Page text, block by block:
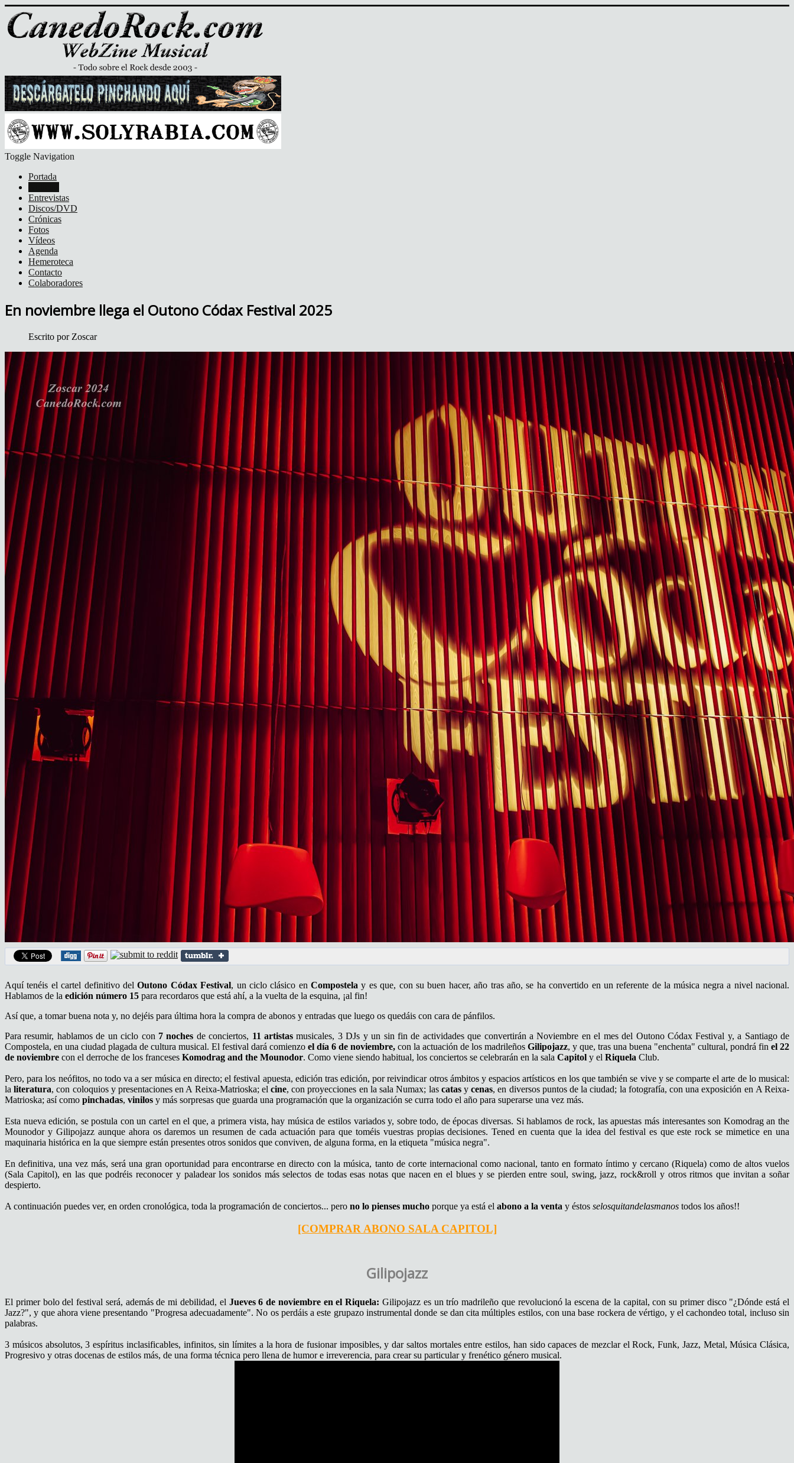
Toggle Navigation
Portada
Entrevistas
Discos/DVD
Crónicas
Fotos
Vídeos
Agenda
Hemeroteca
Contacto
Colaboradores
En noviembre llega el Outono Códax Festival 2025
Escrito por Zoscar
Aquí tenéis el cartel definitivo delOutono Códax Festival, un ciclo clásico enCompostelay es que, con su buen hacer, año tras año, se ha convertido en un referente de la música negra a nivel nacional.
Hablamos de la edición número 15 para recordaros que está ahí, a la vuelta de la esquina, ¡al fin!
Así que, a tomar buena nota y, no dejéis para última hora la compra de abonos y entradas que luego os quedáis con cara de pánfilos.
Para resumir, hablamos de un ciclo con 7 noches de conciertos, 11 artistas musicales, 3 DJs y un sin fin de actividades que convertirán a Noviembre en el mes del Outono Códax Festival y, a Santiago de
Compostela, en una ciudad plagada de cultura musical. El festival dará comienzo el día 6 de noviembre, con la actuación de los madrileños Gilipojazz, y que, tras una buena "enchenta" cultural, pondrá fin el 22
de noviembre con el derroche de los franceses Komodrag and the Mounodor. Como viene siendo habitual, los conciertos se celebrarán en la sala Capitol y el Riquela Club.
Pero, para los neófitos, no todo va a ser música en directo; el festival apuesta, edición tras edición, por reivindicar otros ámbitos y espacios artísticos en los que también se vive y se comparte el arte de lo musical:
laliteratura, con coloquios y presentaciones en A Reixa-Matrioska; elcine, con proyecciones en la sala Numax; las catasycenas, en diversos puntos de la ciudad; la fotografía, con una exposición en A Reixa-
Matrioska; así como pinchadas, vinilos y más sorpresas que guarda una programación que la organización se curra todo el año para superarse una vez más.
Esta nueva edición, se postula con un cartel en el que, a primera vista, hay música de estilos variados y, sobre todo, de épocas diversas. Si hablamos de rock, las apuestas más interesantes son Komodrag an the
Mounodor y Gilipojazz aunque ahora os daremos un resumen de cada actuación para que toméis vuestras propias decisiones. Tened en cuenta que la idea del festival es que este rock se mimetice en una
maquinaria histórica en la que siempre están presentes otros sonidos que conviven, de alguna forma, en la etiqueta "música negra".
En definitiva, una vez más, será una gran oportunidad para encontrarse en directo con la música, tanto de corte internacional como nacional, tanto en formato íntimo y cercano (Riquela) como de altos vuelos
(Sala Capitol), en las que podréis reconocer y paladear los sonidos más selectos de todas esas notas que nacen en el blues y se pierden entre soul, swing, jazz, rock&roll y otros ritmos que invitan a soñar
despierto.
A continuación puedes ver, en orden cronológica, toda la programación de conciertos... pero no lo pienses mucho porque ya está el abono a la venta y éstos selosquitandelasmanos todos los años!!
[COMPRAR ABONO SALA CAPITOL]
Gilipojazz
El primer bolo del festival será, además de mi debilidad, el Jueves 6 de noviembre en el Riquela:Gilipojazz es un trío madrileño que revolucionó la escena de la capital, con su primer disco "¿Dónde está el
Jazz?", y que ahora viene presentando "Progresa adecuadamente". No os perdáis a este grupazo instrumental donde se dan cita múltiples estilos, con una base rockera de vértigo, y el cachondeo total, incluso sin
palabras.
3 músicos absolutos, 3 espíritus inclasificables, infinitos, sin límites a la hora de fusionar imposibles, y dar saltos mortales entre estilos, han sido capaces de mezclar el Rock, Funk, Jazz, Metal, Música Clásica,
Progresivo y otras docenas de estilos más, de una forma técnica pero llena de humor e irreverencia, para crear su particular y frenético género musical.